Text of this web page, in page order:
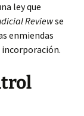
ley que
Reviewse
enmiendas